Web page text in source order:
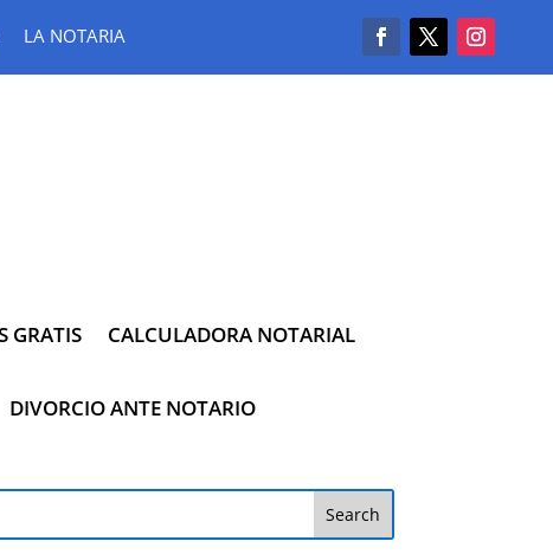
LA NOTARIA
GRATIS CALCULADORA NOTARIAL
DIVORCIO ANTE NOTARIO